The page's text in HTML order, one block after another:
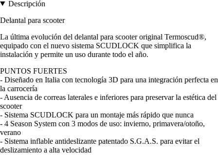
Descripción
Delantal para scooter
La última evolución del delantal para scooter original Termoscud®,
equipado con el nuevo sistema SCUDLOCK que simplifica la
instalación y permite un uso durante todo el año.
PUNTOS FUERTES
- Diseñado en Italia con tecnología 3D para una integración perfecta en
la carrocería
- Ausencia de correas laterales e inferiores para preservar la estética del
scooter
- Sistema SCUDLOCK para un montaje más rápido que nunca
- 4 Season System con 3 modos de uso: invierno, primavera/otoño,
verano
- Sistema inflable antideslizante patentado S.G.A.S. para evitar el
deslizamiento a alta velocidad